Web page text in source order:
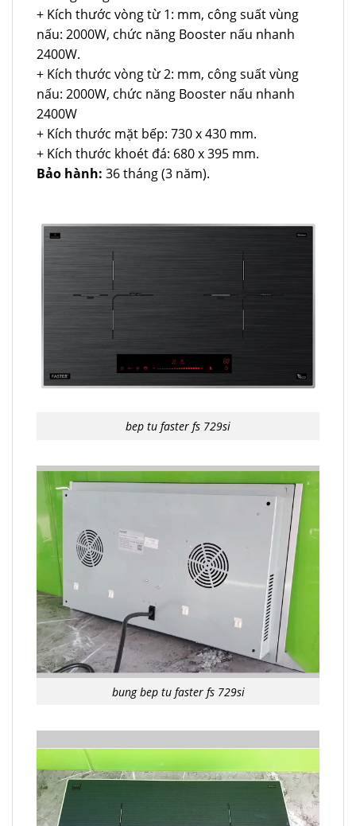
+ Kích thước vòng từ 1: mm, công suất vùng
nấu: 2000W, chức năng Booster nấu nhanh
2400W.
+ Kích thước vòng từ 2: mm, công suất vùng
nấu: 2000W, chức năng Booster nấu nhanh
2400W
+ Kích thước mặt bếp: 730 x 430 mm.
+ Kích thước khoét đá: 680 x 395 mm.
Bảo hành: 36 tháng (3 năm).
bep tu faster fs 729si
bung bep tu faster fs 729si